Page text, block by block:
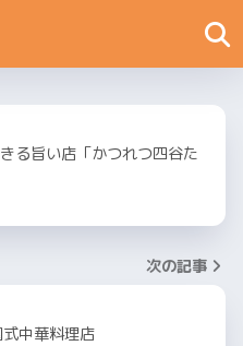
る旨い店「かつれつ四谷た
次の記事
中華料理店